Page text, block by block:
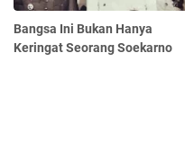
Bangsa Ini Bukan Hanya
Keringat Seorang Soekarno